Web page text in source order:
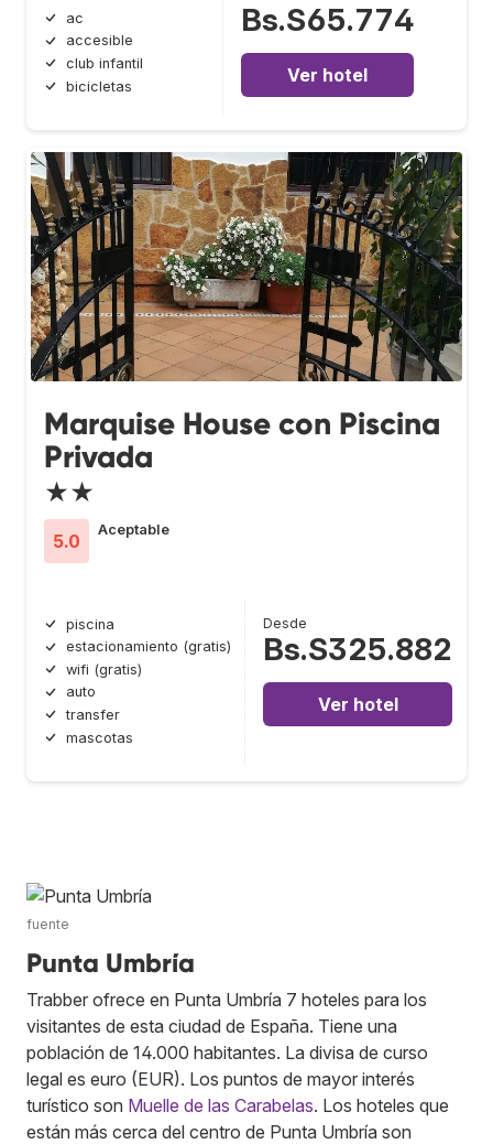
ac
accesible
club infantil
bicicletas
Bs.S65.774
Ver hotel
Marquise House con Piscina
Privada
★★
5.0
Aceptable
piscina
estacionamiento (gratis)
wifi (gratis)
auto
transfer
mascotas
Desde
Bs.S325.882
Ver hotel
fuente
Punta Umbría
Trabber ofrece en Punta Umbría 7 hoteles para los
visitantes de esta ciudad de España. Tiene una
población de 14.000 habitantes. La divisa de curso
legal es euro (EUR). Los puntos de mayor interés
turístico son Muelle de las Carabelas. Los hoteles que
están más cerca del centro de Punta Umbría son